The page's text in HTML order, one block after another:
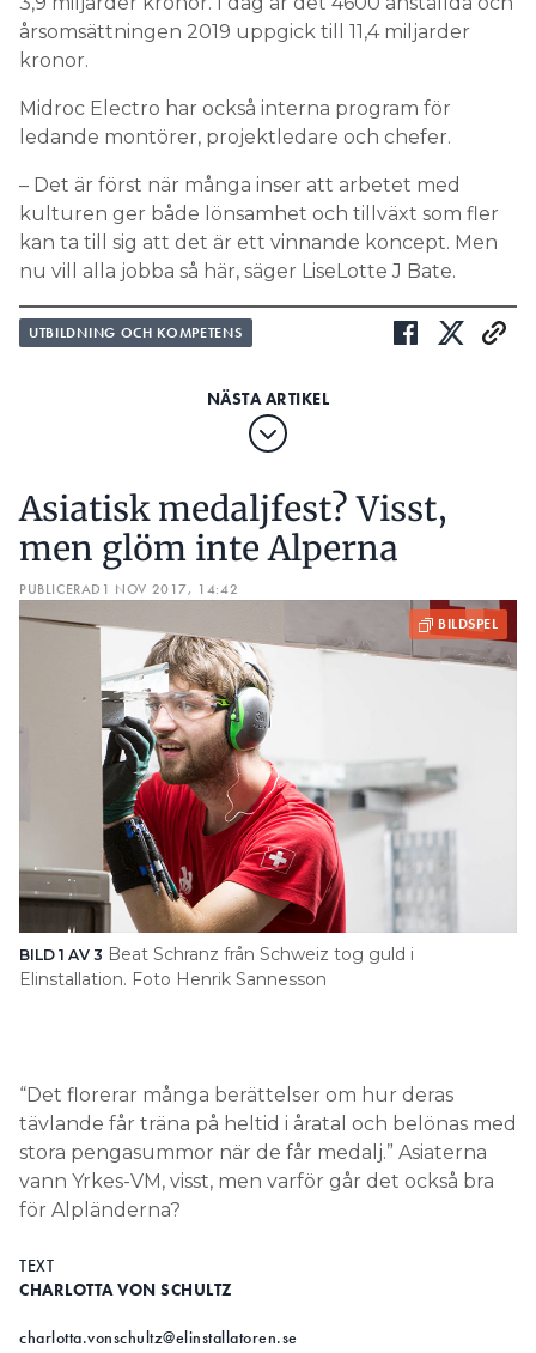
årsomsättningen 2019 uppgick till 11,4 miljarder
kronor.
Midroc Electro har också interna program för
ledande montörer, projektledare och chefer.
– Det är först när många inser att arbetet med
kulturen ger både lönsamhet och tillväxt som fler
kan ta till sig att det är ett vinnande koncept. Men
nu vill alla jobba så här, säger LiseLotte J Bate.
UTBILDNING OCH KOMPETENS
Asiatisk medaljfest? Visst,
men glöm inte Alperna
PUBLICERAD 1 NOV 2017, 14:42
BILD 1 AV 3 Beat Schranz från Schweiz tog guld i
Elinstallation. Foto Henrik Sannesson
“Det florerar många berättelser om hur deras
tävlande får träna på heltid i åratal och belönas med
stora pengasummor när de får medalj.” Asiaterna
vann Yrkes-VM, visst, men varför går det också bra
för Alpländerna?
TEXT
CHARLOTTA VON SCHULTZ
charlotta.vonschultz@elinstallatoren.se